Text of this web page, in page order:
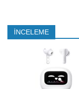
İNCELEME